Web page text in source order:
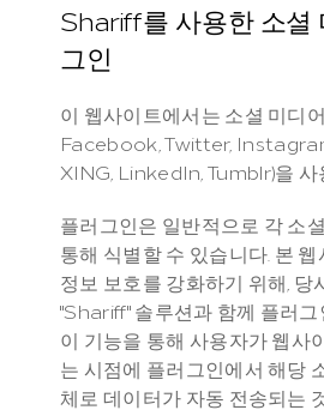
Shariff를 사용한 소셜
그인
이 웹사이트에서는 소셜 미디
Facebook, Twitter,
XING, LinkedIn, Tumblr)을 사
플러그인은 일반적으로 각 소
통해 식별할 수 있습니다. 본
정보 보호를 강화하기 위해, 당
"Shariff" 솔루션과 함께 플러그
이 기능을 통해 사용자가 웹사
는 시점에 플러그인에서 해당
체로 데이터가 자동 전송되는